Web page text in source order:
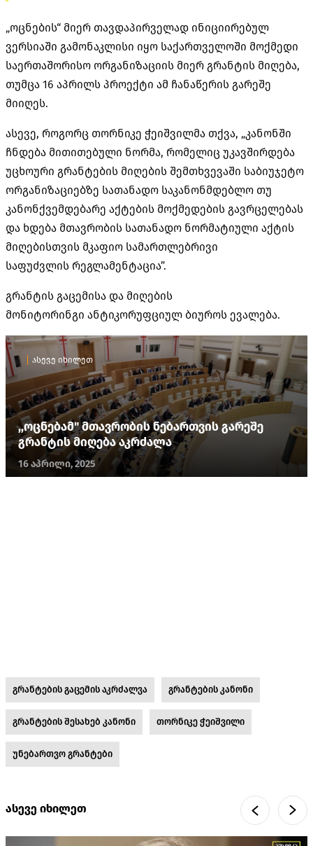
„ოცნების“ მიერ თავდაპირველად ინიციირებულ
ვერსიაში გამონაკლისი იყო საქართველოში მოქმედი
საერთაშორისო ორგანიზაციის მიერ გრანტის მიღება,
თუმცა 16 აპრილს პროექტი ამ ჩანაწერის გარეშე
მიიღეს.
ასევე, როგორც თორნიკე ჭეიშვილმა თქვა, „კანონში
ჩნდება მითითებული ნორმა, რომელიც უკავშირდება
უცხოური გრანტების მიღების შემთხვევაში საბიუჯეტო
ორგანიზაციებზე სათანადო საკანონმდებლო თუ
კანონქვემდებარე აქტების მოქმედების გავრცელებას
და ხდება მთავრობის სათანადო ნორმატიული აქტის
მიღებისთვის მკაფიო სამართლებრივი
საფუძვლის რეგლამენტაცია”.
გრანტის გაცემისა და მიღების
მონიტორინგი ანტიკორუფციულ ბიუროს ევალება.
ასევე იხილეთ
,,ოცნებამ" მთავრობის ნებართვის გარეშე
გრანტის მიღება აკრძალა
16 აპრილი, 2025
გრანტების გაცემის აკრძალვა გრანტების კანონი
გრანტების შესახებ კანონი თორნიკე ჭეიშვილი
უნებართვო გრანტები
ასევე იხილეთ